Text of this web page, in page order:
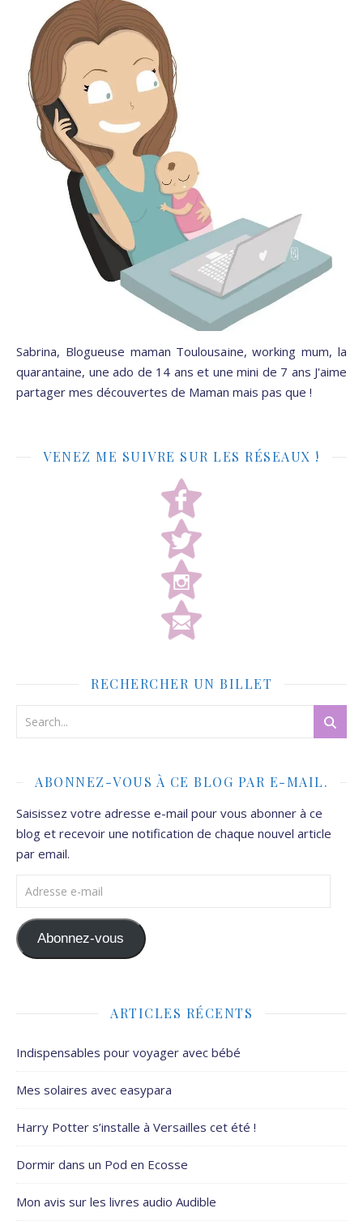
Sabrina, Blogueuse maman Toulousaine, working mum, la
quarantaine, une ado de 14 ans et une mini de 7 ans J'aime
partager mes découvertes de Maman mais pas que !
VENEZ ME SUIVRE SUR LES RÉSEAUX !
RECHERCHER UN BILLET
ABONNEZ-VOUS À CE BLOG PAR E-MAIL.
Saisissez votre adresse e-mail pour vous abonner à ce
blog et recevoir une notification de chaque nouvel article
par email.
Adresse e-mail
Abonnez-vous
ARTICLES RÉCENTS
Indispensables pour voyager avec bébé
Mes solaires avec easypara
Harry Potter s’installe à Versailles cet été !
Dormir dans un Pod en Ecosse
Mon avis sur les livres audio Audible